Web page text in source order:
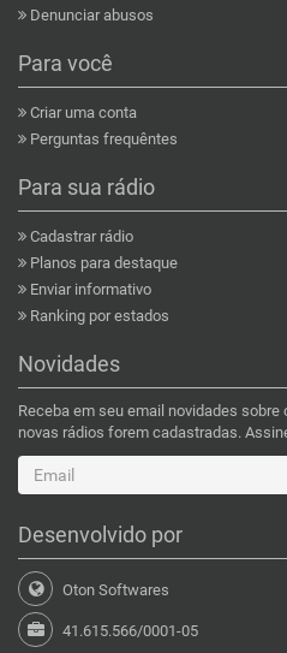
Denunciar abusos
Para você
Criar uma conta
Perguntas frequêntes
Para sua rádio
Cadastrar rádio
Planos para destaque
Enviar informativo
Ranking por estados
Novidades
Receba em seu email novidades
novas rádios forem cadastradas.
Desenvolvido por
Oton Softwares
41.615.566/0001-05